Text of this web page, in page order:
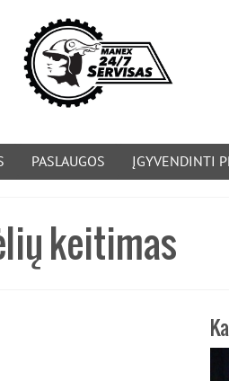
PASLAUGOS ĮGYVENDINTI
keitimas